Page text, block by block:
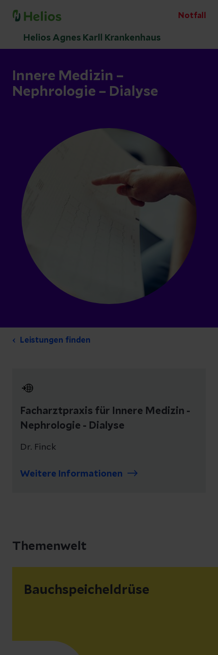
Notfall
Helios Agnes Karll Krankenhaus
Innere Medizin –
Nephrologie – Dialyse
Leistungen finden
Facharztpraxis für Innere Medizin -
Nephrologie - Dialyse
Dr. Finck
Weitere Informationen
Themenwelt
Bauchspeicheldrüse